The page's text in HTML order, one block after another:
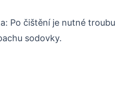
Po čištění je nutné troubu
sodovky.